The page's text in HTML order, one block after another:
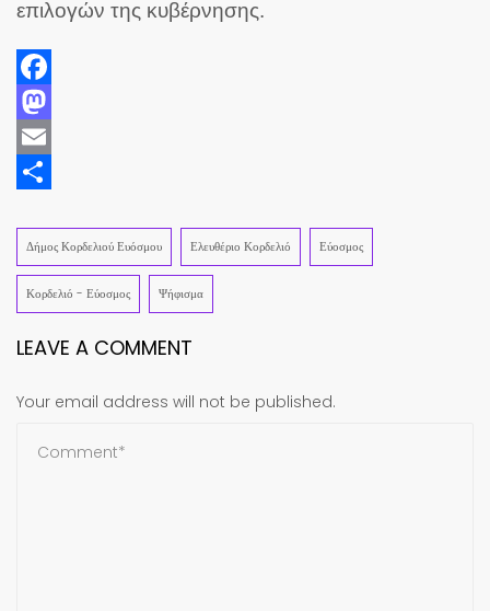
επιλογών της κυβέρνησης.
Facebook
Mastodon
Email
Δήμος Κορδελιού Ευόσμου Ελευθέριο Κορδελιό Εύοσμος
Κορδελιό - Εύοσμος Ψήφισμα
LEAVE A COMMENT
Your email address will not be published.